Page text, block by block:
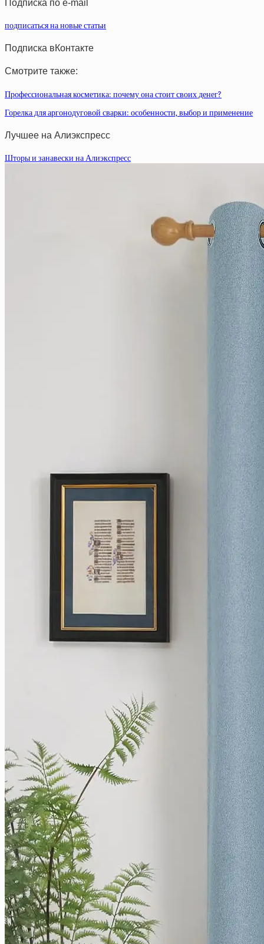
Подписка по e-mail
подписаться на новые статьи
Подписка вКонтакте
Смотрите также:
Профессиональная косметика: почему она стоит своих денег?
Горелка для аргонодуговой сварки: особенности, выбор и применение
Лучшее на Алиэкспресс
Шторы и занавески на Алиэкспресс